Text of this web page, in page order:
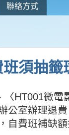
聯絡方式
班須抽
〈HT001微電
公室辦理退
自費班補缺